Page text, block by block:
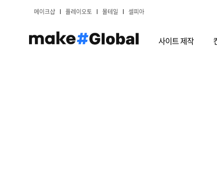
메이크샵 플레이오토 몰테일 셀피아
사이트 제작